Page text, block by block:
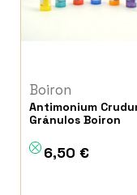
Boiron
Antimonium
Gránulos Boiron
6,50 €